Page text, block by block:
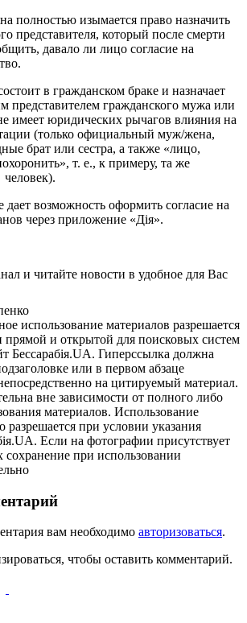
полностью изымается право назначить
представителя, который после смерти
давало ли лицо согласие на
в гражданском браке и назначает
представителем гражданского мужа или
имеет юридических рычагов влияния на
(только официальный муж/жена,
брат или сестра, а также «лицо,
т. е., к примеру, та же
дает возможность оформить согласие на
через приложение «Дія».
и читайте новости в удобное для Вас
использование материалов разрешается
прямой и открытой для поисковых систем
Бессарабія.UA. Гиперссылка должна
или в первом абзаце
на цитируемый материал.
вне зависимости от полного либо
материалов. Использование
разрешается при условии указания
Если на фотографии присутствует
сохранение при использовании
вам необходимо авторизоваться.
чтобы оставить комментарий.